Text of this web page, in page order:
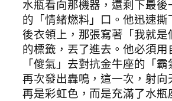
水瓶看向那機器，還剩下最後
的「情緒燃料」口。他迅速撕
後衣領上，那張寫著「我就是
的標籤，丟了進去。他必須用
「傻氣」去對抗金牛座的「
再次發出轟鳴，這一次，射向
再是彩虹色，而是充滿了水瓶